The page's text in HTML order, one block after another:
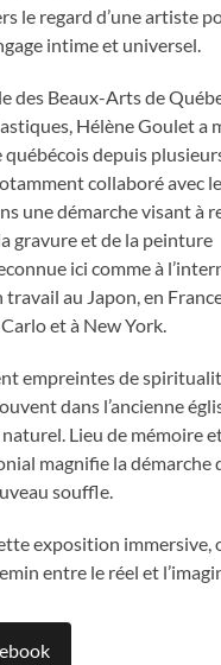
le regard d’une artiste
intime et universel.
des Beaux-Arts de
Hélène Goulet a
depuis
collaboré avec
une démarche visant à
gravure et de la peinture
ici comme à
au Japon, en
et à New York.
empreintes de
dans l’ancienne
Lieu de mémoire
magnifie la démarche
souffle.
exposition immersive,
entre le réel et